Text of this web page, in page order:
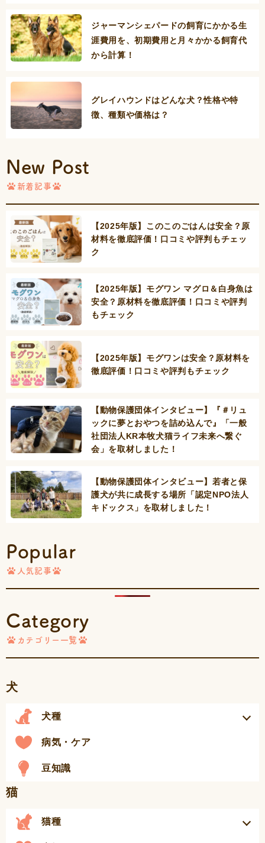
ジャーマンシェパードの飼育にかかる生
涯費用を、初期費用と月々かかる飼育代
から計算！
グレイハウンドはどんな犬？性格や特
徴、種類や価格は？
New Post
新着記事
【2025年版】このこのごはんは安全？原
材料を徹底評価！口コミや評判もチェッ
ク
【2025年版】モグワン マグロ＆白身魚は
安全？原材料を徹底評価！口コミや評判
もチェック
【2025年版】モグワンは安全？原材料を
徹底評価！口コミや評判もチェック
【動物保護団体インタビュー】『＃リュ
ックに夢とおやつを詰め込んで』「一般
社団法人KR本牧犬猫ライフ未来へ繋ぐ
会」を取材しました！
【動物保護団体インタビュー】若者と保
護犬が共に成長する場所「認定NPO法人
キドックス」を取材しました！
Popular
人気記事
Category
カテゴリー一覧
犬
犬種
病気・ケア
豆知識
猫
猫種